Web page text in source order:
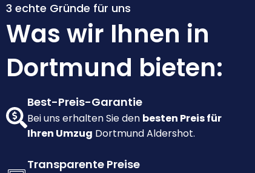
3 echte Gründe für uns
Was wir Ihnen in
Dortmund bieten:
Best-Preis-Garantie
Bei uns erhalten Sie den besten Preis für
Ihren Umzug Dortmund Aldershot.
Transparente Preise